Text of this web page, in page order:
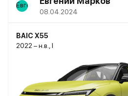
08.04.2024
BAIC X55
2022 – н.в., I